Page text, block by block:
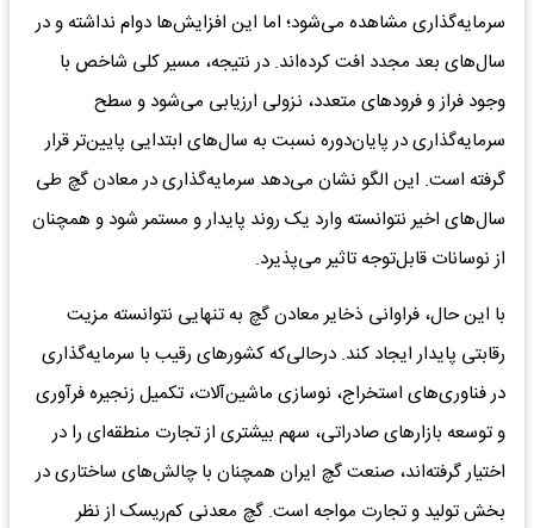
سرمایه‌گذاری مشاهده می‌شود؛ اما این افزایش‌ها دوام نداشته و در
سال‌های بعد مجدد افت کرده‌اند. در نتیجه، مسیر کلی شاخص با
وجود فراز و فرودهای متعدد، نزولی ارزیابی می‌شود و سطح
سرمایه‌گذاری در پایان‌دوره نسبت به سال‌های ابتدایی پایین‌تر قرار
گرفته است. این الگو نشان می‌دهد سرمایه‌گذاری در معادن گچ طی
سال‌های اخیر نتوانسته وارد یک روند پایدار و مستمر شود و همچنان
از نوسانات قابل‌توجه تاثیر می‌پذیرد.
با این حال، فراوانی ذخایر معادن گچ به ‌تنهایی نتوانسته مزیت
رقابتی پایدار ایجاد کند. درحالی‌که کشورهای رقیب با سرمایه‌گذاری
در فناوری‌های استخراج، نوسازی ماشین‌آلات، تکمیل زنجیره فرآوری
و توسعه بازارهای صادراتی، سهم بیشتری از تجارت منطقه‌ای را در
اختیار گرفته‌اند، صنعت گچ ایران همچنان با چالش‌های ساختاری در
بخش تولید و تجارت مواجه است. گچ معدنی کم‌ریسک از نظر